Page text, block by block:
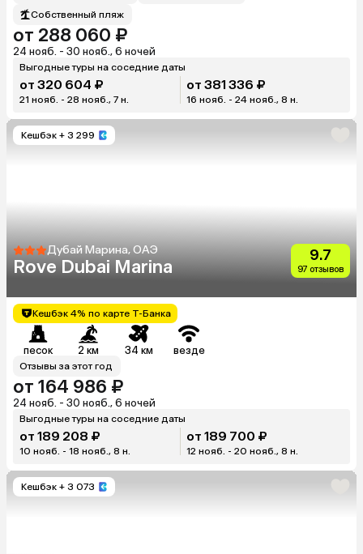
Собственный пляж
от 288 060 ₽
24 нояб. - 30 нояб., 6 ночей
Выгодные туры на соседние даты
от 320 604 ₽
21 нояб. - 28 нояб., 7 н.
от 381 336 ₽
16 нояб. - 24 нояб., 8 н.
Кешбэк + 3 299
Дубай Марина, ОАЭ
Rove Dubai Marina
9.7
97 отзывов
Кешбэк 4% по карте Т-Банка
песок 2 км 34 км везде
Отзывы за этот год
от 164 986 ₽
24 нояб. - 30 нояб., 6 ночей
Выгодные туры на соседние даты
от 189 208 ₽
10 нояб. - 18 нояб., 8 н.
от 189 700 ₽
12 нояб. - 20 нояб., 8 н.
Кешбэк + 3 073